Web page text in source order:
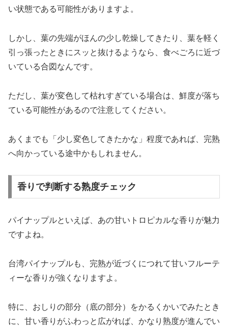
い状態である可能性がありますよ。
しかし、葉の先端がほんの少し乾燥してきたり、葉を軽く
引っ張ったときにスッと抜けるようなら、食べごろに近づ
いている合図なんです。
ただし、葉が変色して枯れすぎている場合は、鮮度が落ち
ている可能性があるので注意してください。
あくまでも「少し変色してきたかな」程度であれば、完熟
へ向かっている途中かもしれません。
香りで判断する熟度チェック
パイナップルといえば、あの甘いトロピカルな香りが魅力
ですよね。
台湾パイナップルも、完熟が近づくにつれて甘いフルーテ
ィーな香りが強くなりますよ。
特に、おしりの部分（底の部分）をかるくかいでみたとき
に、甘い香りがふわっと広がれば、かなり熟度が進んでい